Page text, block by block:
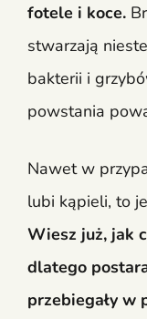
fotele i koce.
stwarzają
bakterii i
powstania
Nawet w
lubi kąpieli, to
Wiesz już, jak
dlatego
przebiegały w